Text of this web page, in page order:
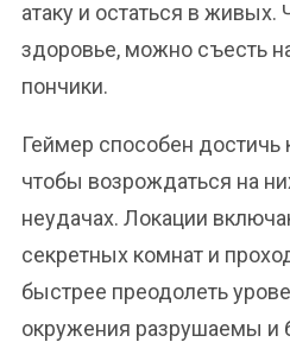
атаку и остаться в живых.
здоровье, можно съесть
пончики.
Геймер способен достичь
чтобы возрождаться на
неудачах. Локации
секретных комнат и
быстрее преодолеть
окружения разрушаемы и